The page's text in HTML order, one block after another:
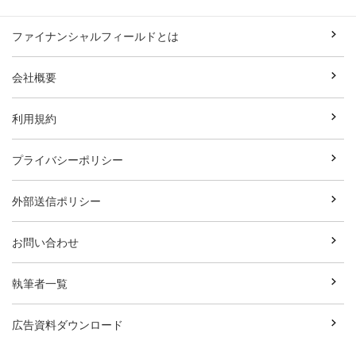
ファイナンシャルフィールドとは
会社概要
利用規約
プライバシーポリシー
外部送信ポリシー
お問い合わせ
執筆者一覧
広告資料ダウンロード